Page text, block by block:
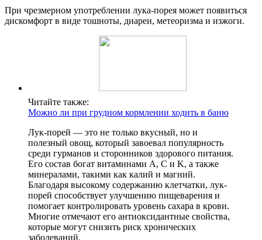
При чрезмерном употреблении лука-порея может появиться
дискомфорт в виде тошноты, диареи, метеоризма и изжоги.
Читайте также:
Можно ли при грудном кормлении ходить в баню
Лук-порей — это не только вкусный, но и
полезный овощ, который завоевал популярность
среди гурманов и сторонников здорового питания.
Его состав богат витаминами A, C и K, а также
минералами, такими как калий и магний.
Благодаря высокому содержанию клетчатки, лук-
порей способствует улучшению пищеварения и
помогает контролировать уровень сахара в крови.
Многие отмечают его антиоксидантные свойства,
которые могут снизить риск хронических
заболеваний.